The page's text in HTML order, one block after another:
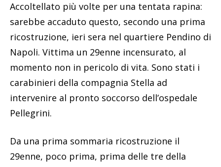
Accoltellato più volte per una tentata rapina:
sarebbe accaduto questo, secondo una prima
ricostruzione, ieri sera nel quartiere Pendino di
Napoli. Vittima un 29enne incensurato, al
momento non in pericolo di vita. Sono stati i
carabinieri della compagnia Stella ad
intervenire al pronto soccorso dell’ospedale
Pellegrini.
Da una prima sommaria ricostruzione il
29enne, poco prima, prima delle tre della